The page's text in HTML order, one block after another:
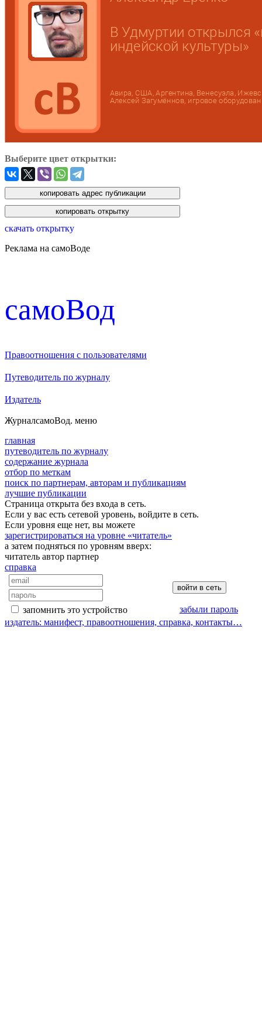
Выберите цвет открытки:
скачать открытку
Реклама на самоВоде
cамоВод
Правоотношения с пользователями
Путеводитель по журналу
Издатель
ЖурналсамоВод. меню
главная
путеводитель по журналу
содержание журнала
отбор по меткам
поиск по партнерам, авторам и публикациям
лучшие публикации
Страница открыта без входа в сеть.
Если у вас есть сетевой уровень, войдите в сеть.
Если уровня еще нет, вы можете
зарегистрироваться на уровне «читатель»
а затем подняться по уровням вверх:
читатель автор партнер
справка
запомнить это устройство
забыли пароль
издатель: манифест, правоотношения, справка, контакты…